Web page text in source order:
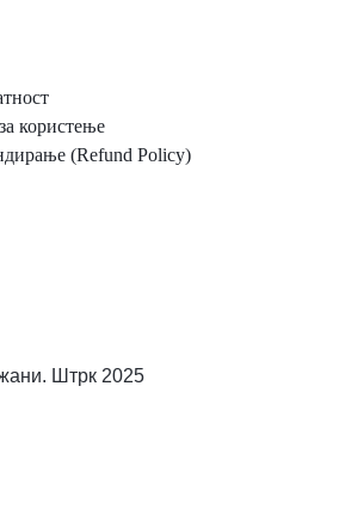
користење
(Refund Policy)
Штрк 2025